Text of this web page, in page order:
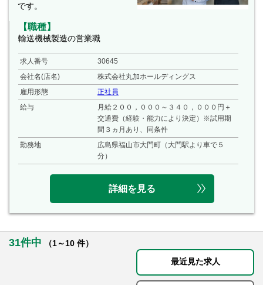
です。
【職種】
輸送機械製造の営業職
求人番号
30645
会社名(店名)
株式会社丸加ホールディングス
雇用形態
正社員
給与
月給２００，０００～３４０，０００円＋
交通費（経験・能力により決定）※試用期
間３ヵ月あり、同条件
勤務地
広島県福山市大門町（大門駅より車で５
分）
詳細を見る
31件中
（1～10 件）
最近見た求人